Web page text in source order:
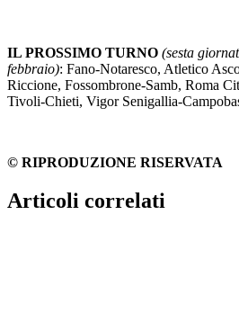
IL PROSSIMO TURNO (sesta
febbraio): Fano-Notaresco, Atletico
Riccione, Fossombrone-Samb, Roma
Tivoli-Chieti, Vigor Senigallia-
© RIPRODUZIONE RISERVATA
Articoli correlati